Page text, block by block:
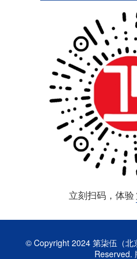
立刻扫码，体验
© Copyright 2024 第柒伍（北
Reserved.